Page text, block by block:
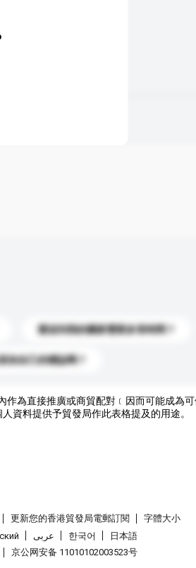
運送到我的國家需要多長時間？
加自己的標誌嗎？
為直接推廣或商貿配對﹝因而可能成為
資料提供予貿發局作此表格提及的用途。
更新您的香港貿發局電郵訂閱
字體大小
عربى 한국어
日本語
京公网安备 11010102003523号